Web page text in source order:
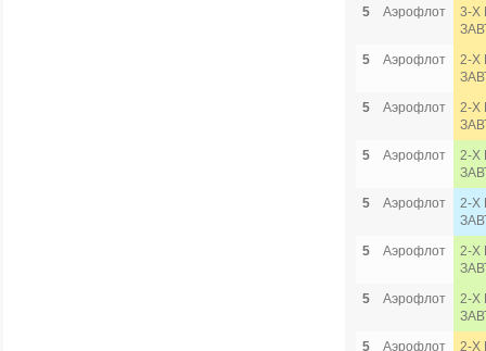
5
Аэрофлот
3-Х
5
Аэрофлот
2-Х
5
Аэрофлот
2-Х
5
Аэрофлот
2-Х
5
Аэрофлот
2-Х
5
Аэрофлот
2-Х
5
Аэрофлот
2-Х
5
Аэрофлот
2-Х